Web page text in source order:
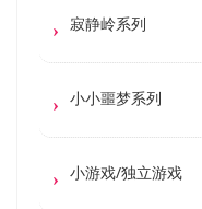
寂静岭系列
小小噩梦系列
小游戏/独立游戏